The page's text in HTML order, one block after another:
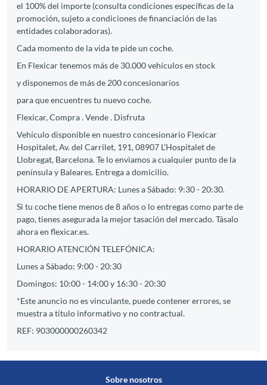
el 100% del importe (consulta condiciones específicas de la
promoción, sujeto a condiciones de financiación de las
entidades colaboradoras).
Cada momento de la vida te pide un coche.
En Flexicar tenemos más de 30.000 vehículos en stock
y disponemos de más de 200 concesionarios
para que encuentres tu nuevo coche.
Flexicar, Compra . Vende . Disfruta
Vehículo disponible en nuestro concesionario Flexicar
Hospitalet, Av. del Carrilet, 191, 08907 L'Hospitalet de
Llobregat, Barcelona. Te lo enviamos a cualquier punto de la
península y Baleares. Entrega a domicilio.
HORARIO DE APERTURA: Lunes a Sábado: 9:30 - 20:30.
Si tu coche tiene menos de 8 años o lo entregas como parte de
pago, tienes asegurada la mejor tasación del mercado. Tásalo
ahora en flexicar.es.
HORARIO ATENCIÓN TELEFÓNICA:
Lunes a Sábado: 9:00 - 20:30
Domingos: 10:00 - 14:00 y 16:30 - 20:30
*Este anuncio no es vinculante, puede contener errores, se
muestra a título informativo y no contractual.
REF: 903000000260342
Sobre nosotros